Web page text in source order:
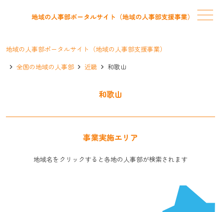
メニュー
地域の人事部ポータルサイト（地域の人事部支援事業）
全国の地域の人事部
近畿 和歌山
和歌山
事業実施エリア
地域名をクリックすると各地の人事部が検索されます